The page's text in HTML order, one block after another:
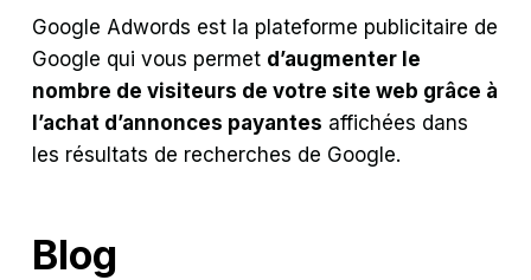
Google Adwords est la plateforme publicitaire de
Google qui vous permet d’augmenter le
nombre de visiteurs de votre site web grâce à
l’achat d’annonces payantes affichées dans
les résultats de recherches de Google.
Blog